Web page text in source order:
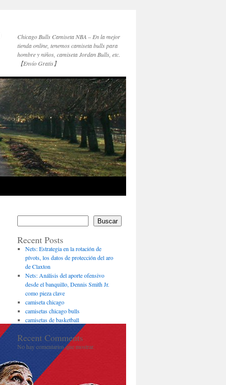
Chicago Bulls Camiseta NBA – En la mejor
tienda online, tenemos camiseta bulls para
hombre y niños, camiseta Jordan Bulls, etc.
【Envío Gratis】
Buscar
Recent Posts
Nets: Estrategia en la rotación de
pívots, los datos de protección del aro
de Claxton
Nets: Análisis del aporte ofensivo
desde el banquillo, Dennis Smith Jr.
como pieza clave
camiseta chicago
camisetas chicago bulls
camisetas de basketball
Recent Comments
No hay comentarios que mostrar.